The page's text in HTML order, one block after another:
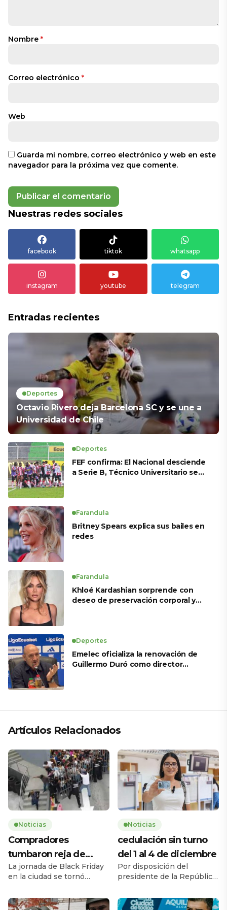
Nombre *
Correo electrónico *
Web
Guarda mi nombre, correo electrónico y web en este
navegador para la próxima vez que comente.
Nuestras redes sociales
facebook tiktok whatsapp
instagram youtube telegram
Entradas recientes
Deportes
Octavio Rivero deja Barcelona SC y se une a
Universidad de Chile
Deportes
FEF confirma: El Nacional desciende
a Serie B, Técnico Universitario se
Farandula
Britney Spears explica sus bailes en
redes
Farandula
Khloé Kardashian sorprende con
deseo de preservación corporal y
Deportes
Emelec oficializa la renovación de
Guillermo Duró como director
Artículos Relacionados
Noticias
Compradores
tumbaron reja de
supermercado
La jornada de Black Friday
en la ciudad se tornó
jueves 27 de noviembre,
cuando una multitud de
Noticias
cedulación sin turno
del 1 al 4 de diciembre
Por disposición del
presidente de la República,
Registro Civil del Ecuador
habilitará el servicio de